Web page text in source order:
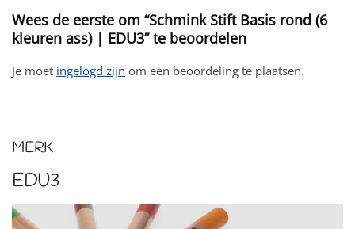
Wees de eerste om “Schmink Stift Basis rond (6
kleuren ass) | EDU3” te beoordelen
Je moet ingelogd zijn om een beoordeling te plaatsen.
MERK
EDU3